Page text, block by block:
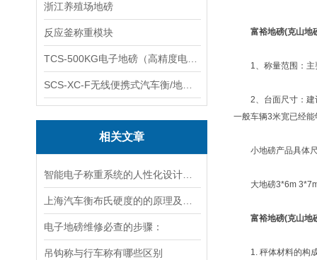
浙江养殖场地磅
反应釜称重模块
相关文章
电子地磅维修必查的步骤：
吊钩称与行车称有哪些区别
富裕地磅(克山地
1、称量范围：主要
2、台面尺寸：建议
一般车辆3米宽已经
小地磅产品具体尺
大地磅3*6m 3*7m
富裕地磅(克山地
1. 秤体材料的构成